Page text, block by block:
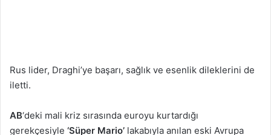
​Rus lider, Draghi’ye başarı, sağlık ve esenlik dileklerini de
iletti.
AB‘deki mali kriz sırasında euroyu kurtardığı
gerekçesiyle ‘Süper Mario’ lakabıyla anılan eski Avrupa